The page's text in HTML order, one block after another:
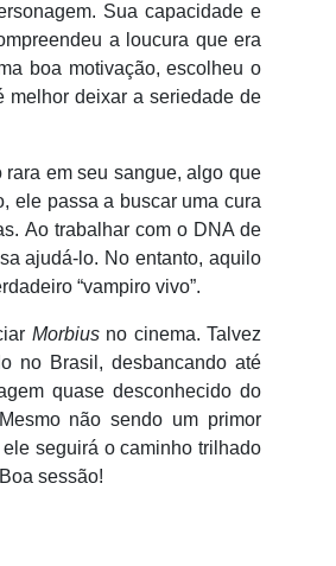
Sua capacidade e
a loucura que era
boa motivação, escolheu o
melhor deixar a seriedade de
em seu sangue, algo que
ele passa a buscar uma cura
Ao trabalhar com o DNA de
ajudá-lo. No entanto, aquilo
“vampiro vivo”.
Morbiusno cinema. Talvez
no Brasil, desbancando até
quase desconhecido do
não sendo um primor
seguirá o caminho trilhado
sessão!